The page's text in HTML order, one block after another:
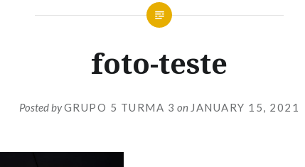
foto-teste
Posted byGRUPO 5 TURMA 3 on JANUARY 15, 2021